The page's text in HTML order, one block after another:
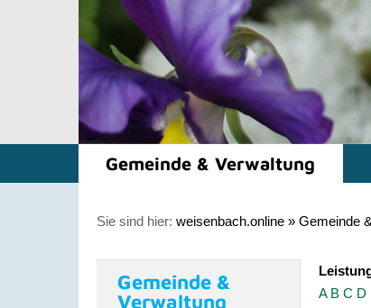
Gemeinde & Verwaltung
Sie sind hier: weisenbach.online » Gemeinde
Gemeinde &
Verwaltung
A B C D